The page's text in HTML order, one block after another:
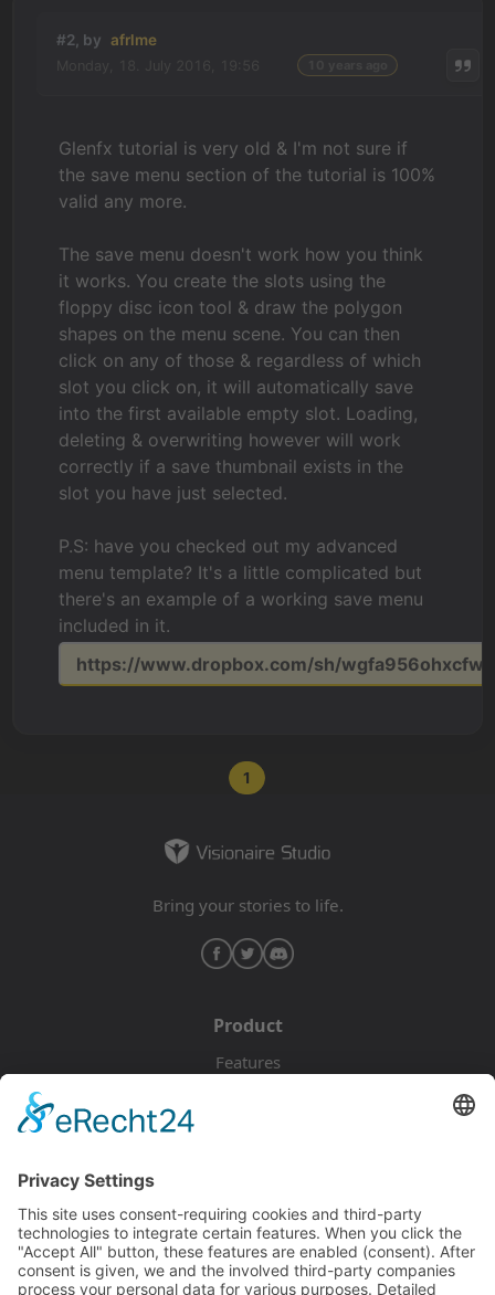
#2, by afrlme
Glenfx tutorial is very old & I'm not sure if
the save menu section of the tutorial is 100%
valid any more.
The save menu doesn't work how you think
it works. You create the slots using the
floppy disc icon tool & draw the polygon
shapes on the menu scene. You can then
click on any of those & regardless of which
slot you click on, it will automatically save
into the first available empty slot. Loading,
deleting & overwriting however will work
correctly if a save thumbnail exists in the
slot you have just selected.
P.S: have you checked out my advanced
menu template? It's a little complicated but
there's an example of a working save menu
included in it.
https://www.dropbox.com/sh/
1
Bring your stories to life.
Product
Features
Documentation
Tutorials
Blog